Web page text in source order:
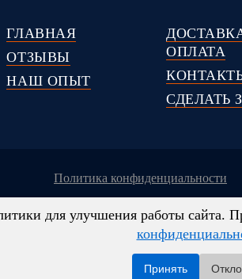
ГЛАВНАЯ
ОТЗЫВЫ
НАШ ОПЫТ
ОПЛАТА
СДЕЛАТЬ
политика конфиденциальности
информационный
касающаяся комплектаций,
аренды оборудования и т. п., ни
Копирование материалов с сайта без
для улучшения работы сайта.
Принять